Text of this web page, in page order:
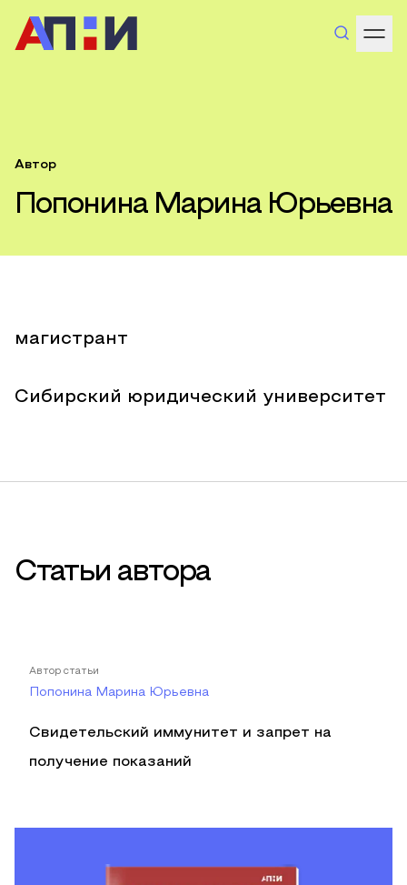
Автор
Попонина Марина Юрьевна
магистрант
Сибирский юридический университет
Статьи автора
Автор статьи
Попонина Марина Юрьевна
Свидетельский иммунитет и запрет на
получение показаний